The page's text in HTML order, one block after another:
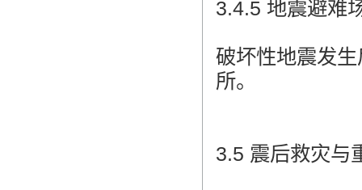
3.4.5 地震避难
破坏性地震发
所。
3.5 震后救灾与